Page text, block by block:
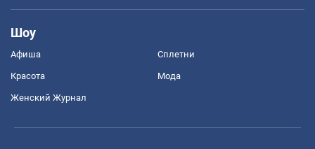
Шоу
Афиша Сплетни
Красота Мода
Женский Журнал